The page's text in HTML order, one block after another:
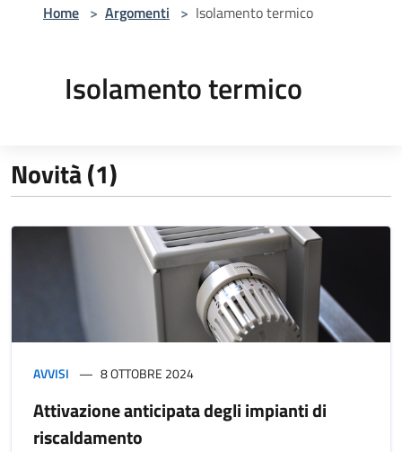
Home > Argomenti > Isolamento termico
Isolamento termico
Novità (1)
AVVISI 8 OTTOBRE 2024
Attivazione anticipata degli impianti di
riscaldamento